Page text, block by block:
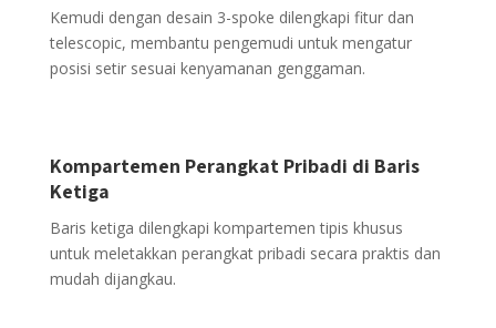
Kemudi dengan desain 3-spoke dilengkapi fitur dan
telescopic, membantu pengemudi untuk mengatur
posisi setir sesuai kenyamanan genggaman.
Kompartemen Perangkat Pribadi di Baris
Ketiga
Baris ketiga dilengkapi kompartemen tipis khusus
untuk meletakkan perangkat pribadi secara praktis dan
mudah dijangkau.